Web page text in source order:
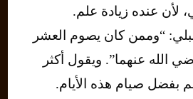
لأن عنده زيادة علم.
“وممن كان يصوم العشر
الله عنهما”. ويقول أكثر
بفضل صيام هذه الأيام.